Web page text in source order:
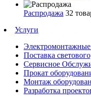
Распродажа 32
Услуги
Поставка
Сервисное
Прокат
Монтаж
Разработка